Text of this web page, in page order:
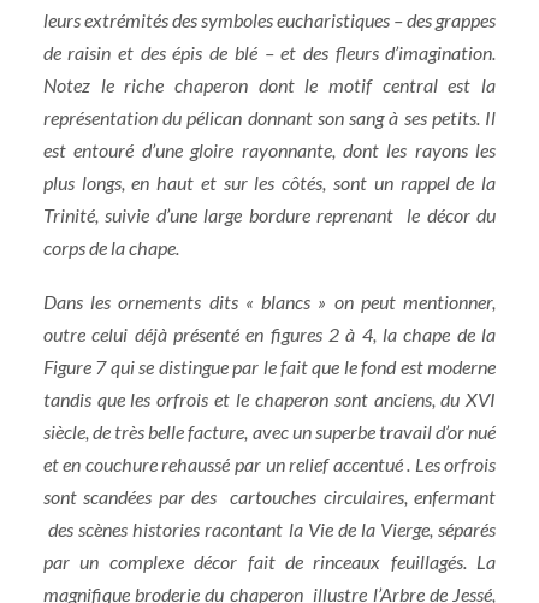
leurs extrémités des symboles eucharistiques – des grappes
de raisin et des épis de blé – et des fleurs d’imagination.
Notez le riche chaperon dont le motif central est la
représentation du pélican donnant son sang à ses petits. Il
est entouré d’une gloire rayonnante, dont les rayons les
plus longs, en haut et sur les côtés, sont un rappel de la
Trinité, suivie d’une large bordure reprenant le décor du
corps de la chape.
Dans les ornements dits « blancs » on peut mentionner,
outre celui déjà présenté en figures 2 à 4, la chape de la
Figure 7 qui se distingue par le fait que le fond est moderne
tandis que les orfrois et le chaperon sont anciens, du XVI
siècle, de très belle facture, avec un superbe travail d’or nué
et en couchure rehaussé par un relief accentué . Les orfrois
sont scandées par des cartouches circulaires, enfermant
des scènes histories racontant la Vie de la Vierge, séparés
par un complexe décor fait de rinceaux feuillagés. La
magnifique broderie du chaperon illustre l’Arbre de Jessé,